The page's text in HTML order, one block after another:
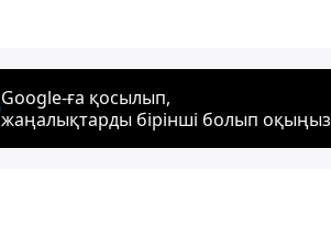
Google-ға қосылып,
жаңалықтарды бірінші болып оқыңыз